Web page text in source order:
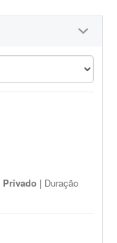
Privado | Duração